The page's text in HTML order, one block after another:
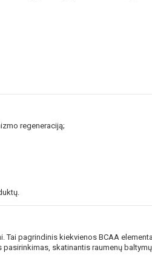
regeneraciją;
pagrindinis kiekvienos BCAA
skatinantis raumenųGauk-